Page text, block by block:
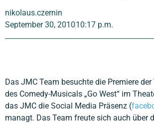
nikolaus.czernin
September 30, 201010:17 p.m.
Das JMC Team besuchte die Premiere
des Comedy-Musicals „Go West“ im
das JMC die Social Media Präsenz (
managt. Das Team freute sich auch über